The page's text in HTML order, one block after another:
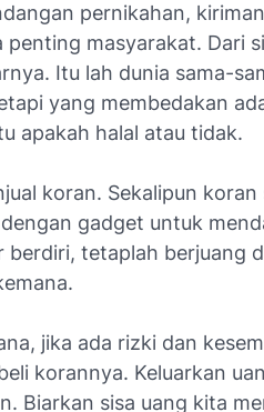
pernikahan,
masyarakat. Dari
Itu lah dunia sama-
yang membedakan
apakah halal atau tidak.
koran. Sekalipun
gadget untuk
tetaplah berjuang
jika ada rizki dan
korannya. Keluarkan
Biarkan sisa uang kita